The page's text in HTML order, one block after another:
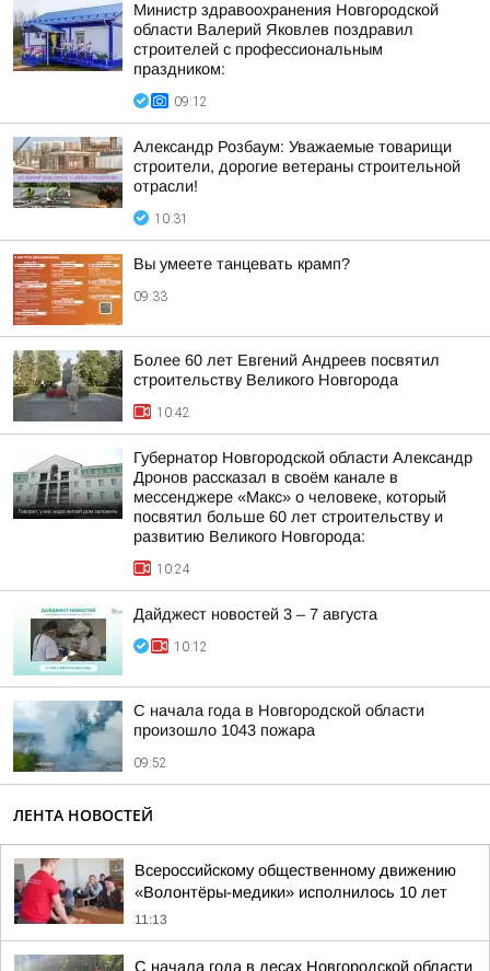
Министр здравоохранения Новгородской
области Валерий Яковлев поздравил
строителей с профессиональным
праздником:
09:12
Александр Розбаум: Уважаемые товарищи
строители, дорогие ветераны строительной
отрасли!
10:31
Вы умеете танцевать крамп?
09:33
Более 60 лет Евгений Андреев посвятил
строительству Великого Новгорода
10:42
Губернатор Новгородской области Александр
Дронов рассказал в своём канале в
мессенджере «Макс» о человеке, который
посвятил больше 60 лет строительству и
развитию Великого Новгорода:
10:24
Дайджест новостей 3 – 7 августа
10:12
С начала года в Новгородской области
произошло 1043 пожара
09:52
ЛЕНТА НОВОСТЕЙ
Всероссийскому общественному движению
«Волонтёры-медики» исполнилось 10 лет
11:13
С начала года в лесах Новгородской области